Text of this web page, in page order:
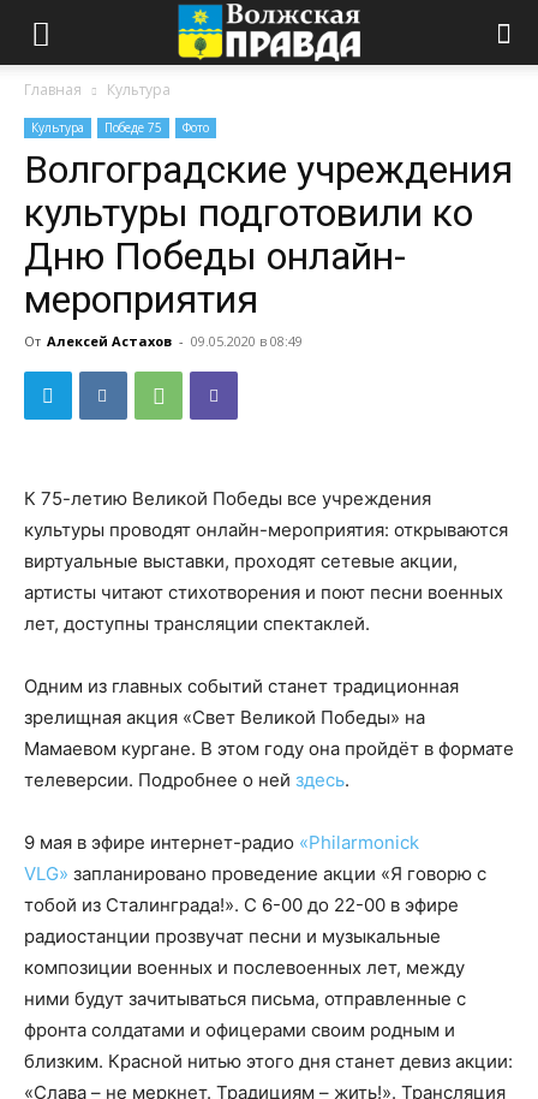
Главная Культура
Культура Победе 75 Фото
Волгоградские учреждения
культуры подготовили ко
Дню Победы онлайн-
мероприятия
От Алексей Астахов - 09.05.2020 в 08:49
К 75-летию Великой Победы все учреждения
культуры проводят онлайн-мероприятия: открываются
виртуальные выставки, проходят сетевые акции,
артисты читают стихотворения и поют песни военных
лет, доступны трансляции спектаклей.
Одним из главных событий станет традиционная
зрелищная акция «Свет Великой Победы» на
Мамаевом кургане. В этом году она пройдёт в формате
телеверсии. Подробнее о ней здесь.
9 мая в эфире интернет-радио «Philarmonick
VLG» запланировано проведение акции «Я говорю с
тобой из Сталинграда!». С 6-00 до 22-00 в эфире
радиостанции прозвучат песни и музыкальные
композиции военных и послевоенных лет, между
ними будут зачитываться письма, отправленные с
фронта солдатами и офицерами своим родным и
близким. Красной нитью этого дня станет девиз акции:
«Слава – не меркнет. Традициям – жить!». Трансляция